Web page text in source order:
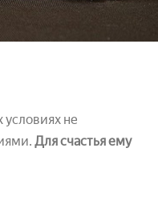
не
Для счастья ему